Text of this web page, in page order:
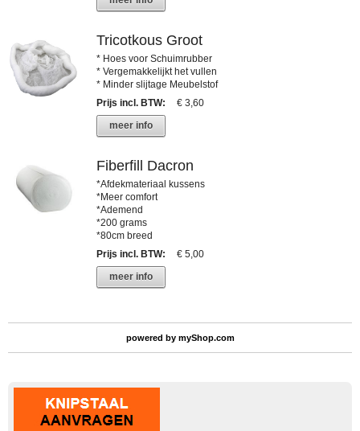
Tricotkous Groot
* Hoes voor Schuimrubber
* Vergemakkelijkt het vullen
* Minder slijtage Meubelstof
Prijs incl. BTW:
€ 3,60
meer info
Fiberfill Dacron
*Afdekmateriaal kussens
*Meer comfort
*Ademend
*200 grams
*80cm breed
Prijs incl. BTW:
€ 5,00
meer info
powered by myShop.com